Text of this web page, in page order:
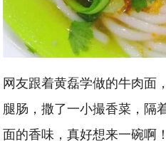
网友跟着黄磊学做的牛肉面
腿肠，撒了一小撮香菜，隔
面的香味，真好想来一碗啊！